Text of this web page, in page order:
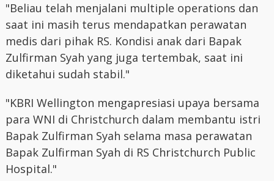
"Beliau telah menjalani multiple operations dan
saat ini masih terus mendapatkan perawatan
medis dari pihak RS. Kondisi anak dari Bapak
Zulfirman Syah yang juga tertembak, saat ini
diketahui sudah stabil."
"KBRI Wellington mengapresiasi upaya bersama
para WNI di Christchurch dalam membantu istri
Bapak Zulfirman Syah selama masa perawatan
Bapak Zulfirman Syah di RS Christchurch Public
Hospital."